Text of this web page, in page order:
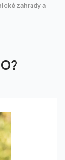
zahrady a